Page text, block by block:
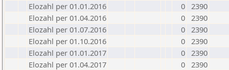
Elozahl per 01.01.2016
0 2390
Elozahl per 01.04.2016
0 2390
Elozahl per 01.07.2016
0 2390
Elozahl per 01.10.2016
0 2390
Elozahl per 01.01.2017
0 2390
Elozahl per 01.04.2017
0 2390